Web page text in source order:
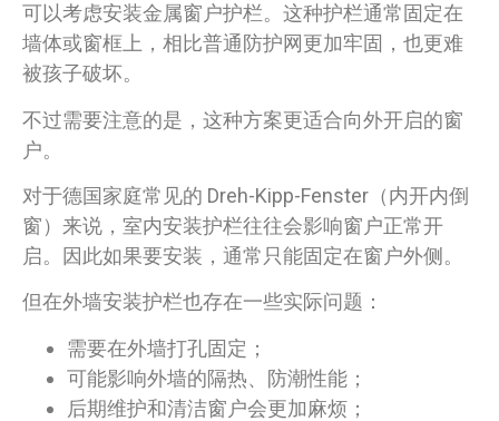
可以考虑安装金属窗户护栏。这种护栏通常固定在
墙体或窗框上，相比普通防护网更加牢固，也更难
被孩子破坏。
不过需要注意的是，这种方案更适合向外开启的窗
户。
对于德国家庭常见的 Dreh-Kipp-Fenster（内开内倒
窗）来说，室内安装护栏往往会影响窗户正常开
启。因此如果要安装，通常只能固定在窗户外侧。
但在外墙安装护栏也存在一些实际问题：
需要在外墙打孔固定；
可能影响外墙的隔热、防潮性能；
后期维护和清洁窗户会更加麻烦；